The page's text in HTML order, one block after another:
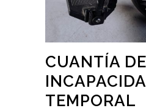
CUANTÍA
TEMPORAL